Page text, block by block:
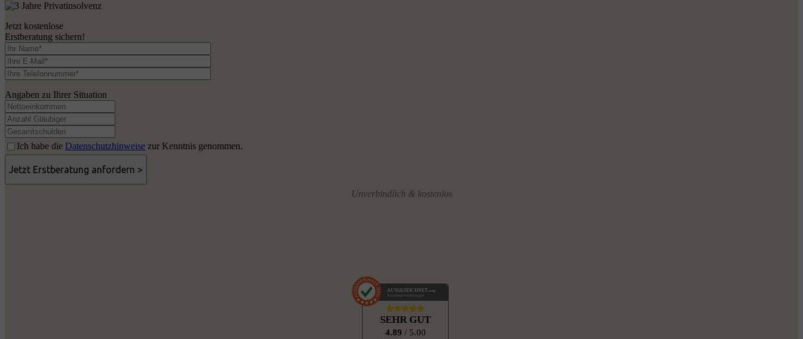
Jetzt kostenlose
Erstberatung sichern!
Angaben zu Ihrer Situation
Ich habe die Datenschutzhinweise zur Kenntnis genommen.
Unverbindlich & kostenlos
AUSGEZEICHNET .org
Kundenbewertungen
SEHR GUT
4.89 / 5.00